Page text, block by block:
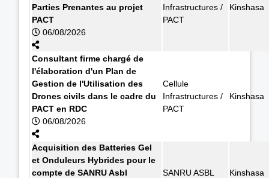
Parties Prenantes au projet
PACT
06/08/2026
Infrastructures /
PACT
Kinshasa
Consultant firme chargé de
l'élaboration d'un Plan de
Gestion de l'Utilisation des
Drones civils dans le cadre du
PACT en RDC
06/08/2026
Cellule
Infrastructures /
PACT
Kinshasa
Acquisition des Batteries Gel
et Onduleurs Hybrides pour le
compte de SANRU Asbl
SANRU ASBL Kinshasa